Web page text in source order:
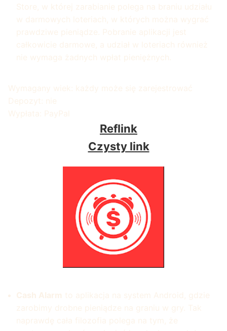
Store, w której zarabianie polega na braniu udziału
w darmowych loteriach, w których można wygrać
prawdziwe pieniądze. Pobranie aplikacji jest
całkowicie darmowe, a udział w loteriach również
nie wymaga żadnych wpłat pieniężnych.
Wymagany wiek: każdy może się zarejestrować
Depozyt: nie
Wypłata: PayPal
Reflink
Czysty link
Cash Alarm to aplikacja na system Android, gdzie
zarobimy drobne pieniądze na graniu w gry. Tak
naprawdę cała filozofia polega na tym, że